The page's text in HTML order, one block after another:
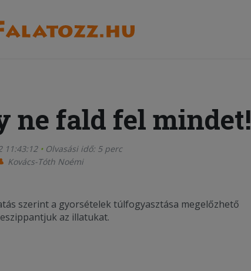
ne fald fel mindet!
11:43:12
Olvasási idő: 5 perc
Kovács-Tóth Noémi
szerint a gyorsételek túlfogyasztása megelőzhető
az illatukat.